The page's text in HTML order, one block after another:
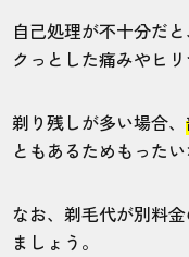
自己処理が不十分だ
クっとした痛みやヒ
剃り残しが多い場合、
ともあるためもったい
なお、剃毛代が別料
ましょう。